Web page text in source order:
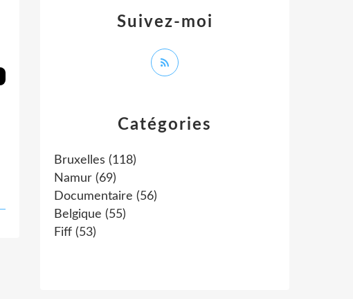
Catégories
Bruxelles (118)
Namur (69)
Documentaire (56)
Belgique (55)
Fiff (53)
Suivez-moi